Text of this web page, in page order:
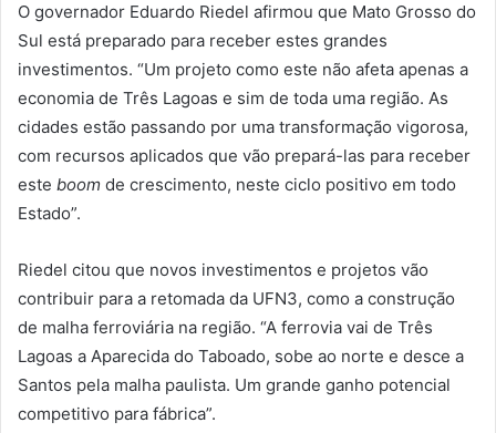
O governador Eduardo Riedel afirmou que Mato Grosso do
Sul está preparado para receber estes grandes
investimentos. “Um projeto como este não afeta apenas a
economia de Três Lagoas e sim de toda uma região. As
cidades estão passando por uma transformação vigorosa,
com recursos aplicados que vão prepará-las para receber
este boom de crescimento, neste ciclo positivo em todo
Estado”.
Riedel citou que novos investimentos e projetos vão
contribuir para a retomada da UFN3, como a construção
de malha ferroviária na região. “A ferrovia vai de Três
Lagoas a Aparecida do Taboado, sobe ao norte e desce a
Santos pela malha paulista. Um grande ganho potencial
competitivo para fábrica”.